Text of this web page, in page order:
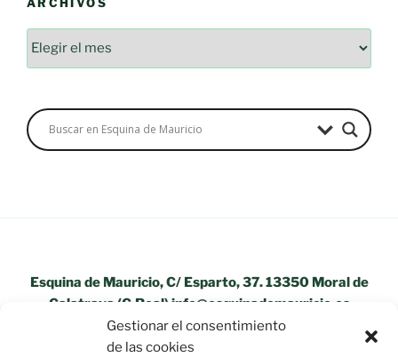
Gestionar el consentimiento
de las cookies
Esquina de Mauricio, C/ Esparto, 37. 13350 Moral de
Calatrava (C.Real) info@esquinademauricio.es
«Aviso Legal»